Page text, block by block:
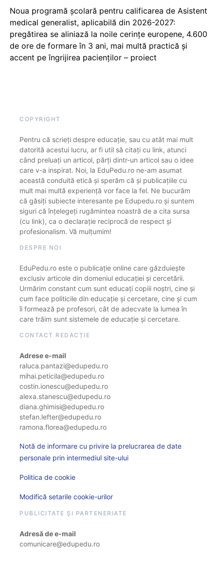
Noua programă școlară pentru calificarea de Asistent
medical generalist, aplicabilă din 2026-2027:
pregătirea se aliniază la noile cerințe europene, 4.600
de ore de formare în 3 ani, mai multă practică și
accent pe îngrijirea pacienților – proiect
COPYRIGHT
Pentru că scrieți despre educație, sau cu atât mai mult
datorită acestui lucru, ar fi util să citați cu link, atunci
când preluați un articol, părți dintr-un articol sau o idee
care v-a inspirat. Noi, la EduPedu.ro ne-am asumat
această conduită etică și sperăm că și publicațiile cu
mult mai multă experiență vor face la fel. Ne bucurăm
că găsiți subiecte interesante pe Edupedu.ro și suntem
siguri că înțelegeți rugămintea noastră de a cita sursa
(cu link), ca o declarație reciprocă de respect și
profesionalism. Vă mulțumim!
DESPRE NOI
EduPedu.ro este o publicație online care găzduiește
exclusiv articole din domeniul educației și cercetării.
Urmărim constant cum sunt educați copiii noștri, cine și
cum face politicile din educație și cercetare, cine și cum
îi formează pe profesori, cât de adecvate la lumea în
care trăim sunt sistemele de educație și cercetare.
CONTACT REDACȚIE
Adrese e-mail
raluca.pantazi@edupedu.ro
mihai.peticila@edupedu.ro
costin.ionescu@edupedu.ro
alexa.stanescu@edupedu.ro
diana.ghimisi@edupedu.ro
stefan.lefter@edupedu.ro
ramona.florea@edupedu.ro
Notă de informare cu privire la prelucrarea de date
personale prin intermediul site-ului
Politica de cookie
Modifică setarile cookie-urilor
PUBLICITATE ȘI PARTENERIATE
Adresă de e-mail
comunicare@edupedu.ro